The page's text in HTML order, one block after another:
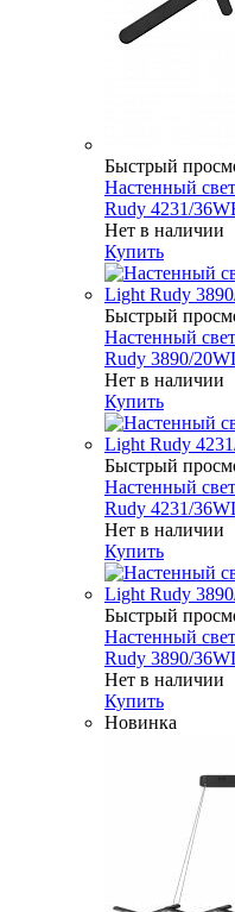
Быстрый
Настенный
Rudy 4231/
Нет в наличии
Купить
Быстрый
Настенный
Rudy 3890/
Нет в наличии
Купить
Быстрый
Настенный
Rudy 4231/
Нет в наличии
Купить
Быстрый
Настенный
Rudy 3890/
Нет в наличии
Купить
Новинка